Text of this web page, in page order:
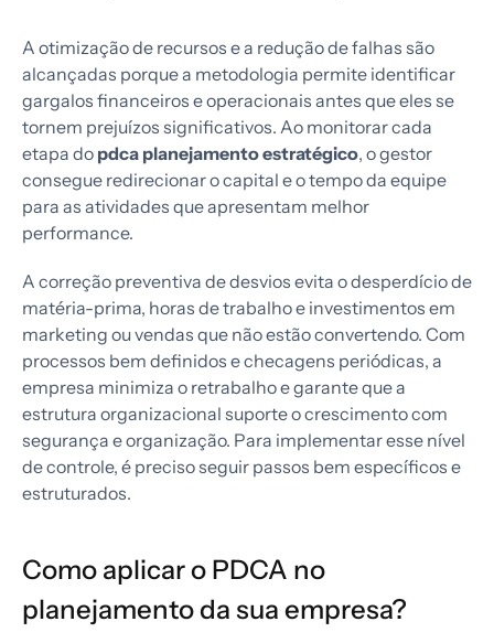
A otimização de recursos e a redução de falhas são
alcançadas porque a metodologia permite identificar
gargalos financeiros e operacionais antes que eles se
tornem prejuízos significativos. Ao monitorar cada
etapa do pdca planejamento estratégico, o gestor
consegue redirecionar o capital e o tempo da equipe
para as atividades que apresentam melhor
performance.
A correção preventiva de desvios evita o desperdício de
matéria-prima, horas de trabalho e investimentos em
marketing ou vendas que não estão convertendo. Com
processos bem definidos e checagens periódicas, a
empresa minimiza o retrabalho e garante que a
estrutura organizacional suporte o crescimento com
segurança e organização. Para implementar esse nível
de controle, é preciso seguir passos bem específicos e
estruturados.
Como aplicar o PDCA no
planejamento da sua empresa?